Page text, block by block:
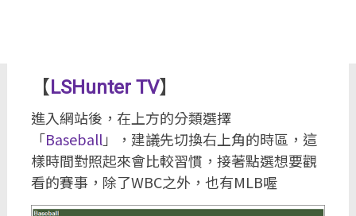
【 LSHunter TV】
進入網站後，在上方的分類選擇
「Baseball」，建議先切換右上角的時區，這
樣時間對照起來會比較習慣，接著點選想要觀
看的賽事，除了WBC之外，也有MLB喔